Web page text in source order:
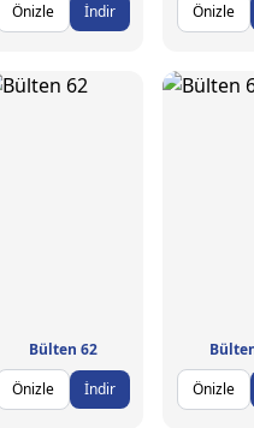
Önizle
İndir
Önizle
Bülten 62
Önizle
İndir
Önizle